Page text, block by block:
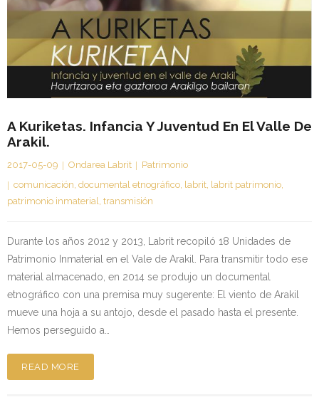
Kontaktua | Contacto
A Kuriketas. Infancia Y Juventud En El Valle De
Arakil.
2017-05-09 Ondarea Labrit
Patrimonio
comunicación, documental etnográfico, labrit, labrit patrimonio,
patrimonio inmaterial, transmisión
Durante los años 2012 y 2013, Labrit recopiló 18 Unidades de
Patrimonio Inmaterial en el Vale de Arakil. Para transmitir todo ese
material almacenado, en 2014 se produjo un documental
etnográfico con una premisa muy sugerente: El viento de Arakil
mueve una hoja a su antojo, desde el pasado hasta el presente.
Hemos perseguido a…
READ MORE